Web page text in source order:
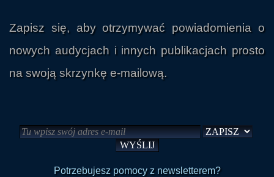
Zapisz się, aby otrzymywać powiadomienia o
nowych audycjach i innych publikacjach prosto
na swoją skrzynkę e-mailową.